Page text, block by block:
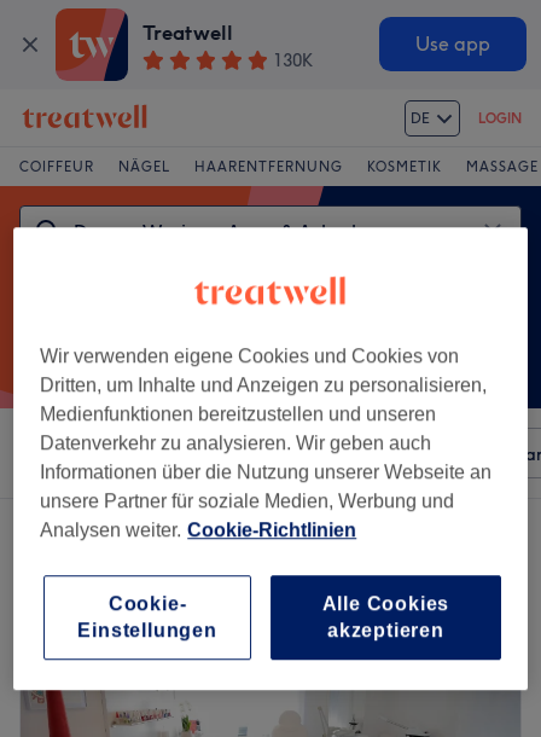
Treatwell
130K
Use app
DE LOGIN
COIFFEUR NÄGEL HAARENTFERNUNG KOSMETIK MASSAGE
Sortieren nach Beliebiger Preis Besonderheiten
Ein Salon, der anbietet:
damen waxing - arme & achseln in Monteceneri, Kanton Tessin
Wir verwenden eigene Cookies und Cookies von
Dritten, um Inhalte und Anzeigen zu personalisieren,
Medienfunktionen bereitzustellen und unseren
Datenverkehr zu analysieren. Wir geben auch
Informationen über die Nutzung unserer Webseite an
unsere Partner für soziale Medien, Werbung und
Analysen weiter. Cookie-Richtlinien
Alle Cookies
akzeptieren
Cookie-
Einstellungen